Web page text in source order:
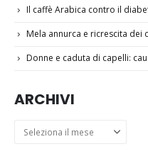
Il caffè Arabica contro il
Mela annurca e ricrescita dei
Donne e caduta di capelli:
ARCHIVI
Archivi